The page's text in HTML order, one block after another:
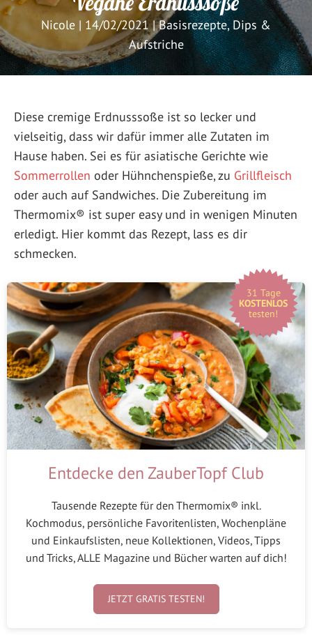
Nicole | 14/02/2021|Basisrezepte, Dips &
Aufstriche
Diese cremige Erdnusssoße ist so lecker und
vielseitig, dass wir dafür immer alle Zutaten im
Hause haben. Sei es für asiatische Gerichte wie
Sommerrollen oder Hühnchenspieße, zu Grillfleisch
oder auch auf Sandwiches. Die Zubereitung im
Thermomix® ist super easy und in wenigen Minuten
erledigt. Hier kommt das Rezept, lass es dir
schmecken.
31 Tage
KOSTENLOS
testen!
Entdecke den ZauberTopf Club
Tausende Rezepte für den Thermomix® inkl.
Kochmodus, persönliche Favoritenlisten, Wochenpläne
und Einkaufslisten, neue Kollektionen, Videos, Tipps
und Tricks, ALLE Magazine und Bücher warten auf dich!
JETZT GRATIS TESTEN!